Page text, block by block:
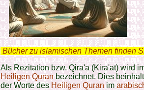
Bücher zu islamischen Themen finden
Als Rezitation bzw. Qira'a (Kira'at) wird
Heiligen Quranbezeichnet. Dies
der Worte desHeiligen Quranim